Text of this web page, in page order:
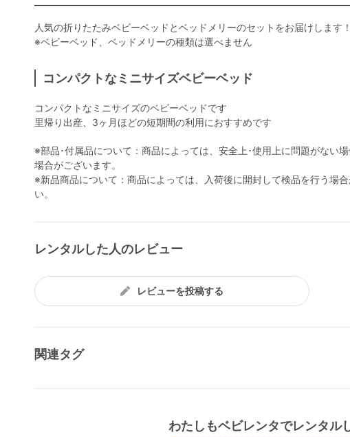
人気の折りたたみベビーベッドとベッドメリーのセットをお届けします！
※ベビーベッド、ベッドメリーの種類は選べません
コンパクトなミニサイズベビーベッド
コンパクトなミニサイズのベビーベッドです
里帰り出産、3ヶ月ほどの短期間の利用におすすめです
※部品･付属品について：商品によっては、安全上･使用上に問題がない
場合がございます。
※新品商品について：商品によっては、入荷後に開封して検品を行う場
い。
レンタルした人のレビュー
レビューを投稿する
関連タグ
わたしもベビレンタでレンタル